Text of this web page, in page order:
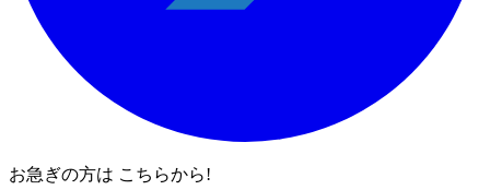
お急ぎの方は こちらから!